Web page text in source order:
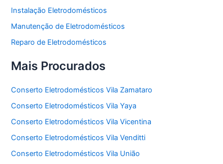
Instalação Eletrodomésticos
Manutenção de Eletrodomésticos
Reparo de Eletrodomésticos
Mais Procurados
Conserto Eletrodomésticos Vila Zamataro
Conserto Eletrodomésticos Vila Yaya
Conserto Eletrodomésticos Vila Vicentina
Conserto Eletrodomésticos Vila Venditti
Conserto Eletrodomésticos Vila União